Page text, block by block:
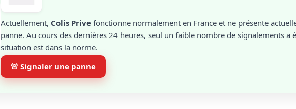
Actuellement, Colis Prive fonctionne normalement en France et ne présente
panne. Au cours des dernières 24 heures, seul un faible nombre de signalements a
situation est dans la norme.
🚨 Signaler une panne